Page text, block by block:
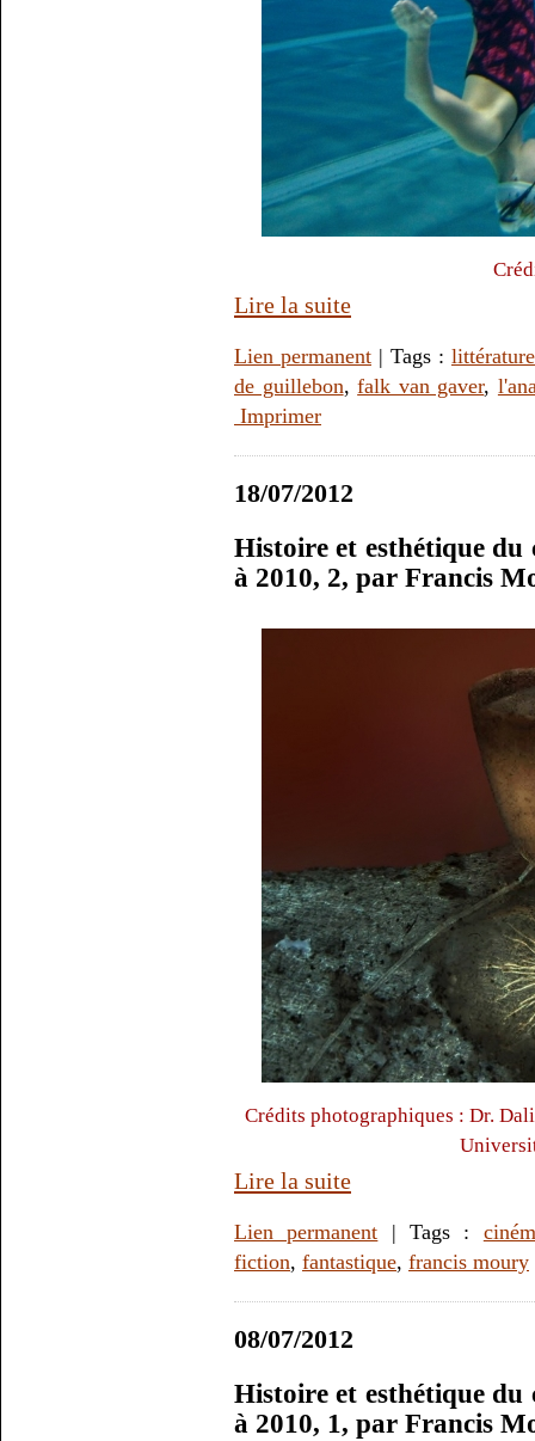
Lire la suite
Lien permanent | Tags : littérature
de guillebon,falk van gaver,
Imprimer
18/07/2012
Histoire et esthétique du
à 2010, 2, par Francis
Crédits photographiques : Dr.
Lire la suite
Lien permanent | Tags :
fiction, fantastique, francis moury
08/07/2012
Histoire et esthétique du
à 2010, 1, par Francis